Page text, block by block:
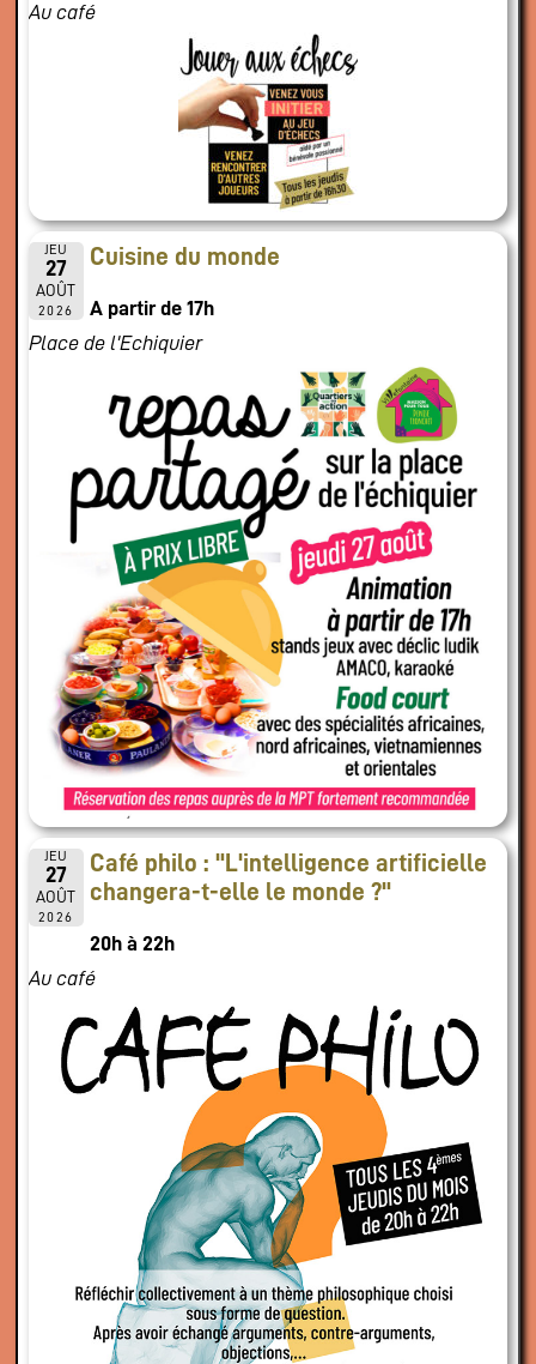
Au café
JEU
27
AOÛT
2026
Cuisine du monde
A partir de 17h
Place de l'Echiquier
JEU
27
AOÛT
2026
Café philo : "L'intelligence artificielle
changera-t-elle le monde ?"
20h à 22h
Au café